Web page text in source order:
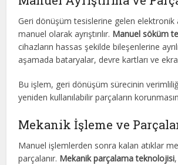
Geri dönüşüm tesislerine gelen elektronik
manuel olarak ayrıştırılır. Manuel söküm
cihazların hassas şekilde bileşenlerine
aşamada bataryalar, devre kartları ve
Bu işlem, geri dönüşüm sürecinin
yeniden kullanılabilir parçaların
Mekanik İşleme ve
Manuel işlemlerden sonra kalan atıklar
parçalanır. Mekanik parçalama teknolojisi